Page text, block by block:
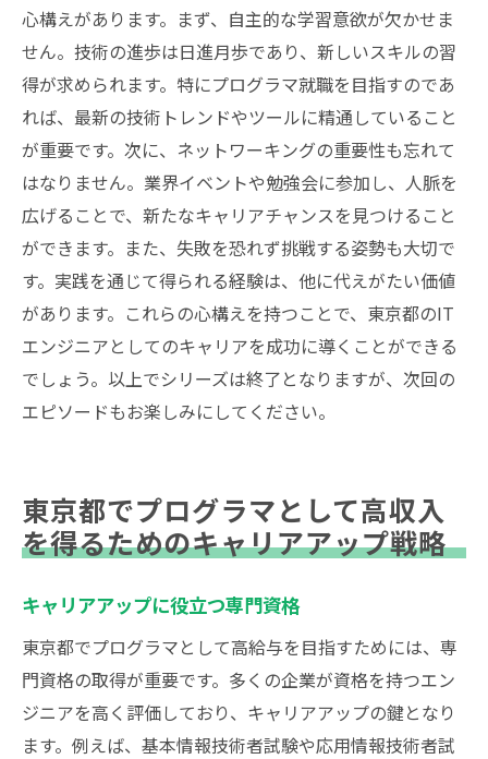
心構えがあります。まず、自主的な学習意欲が欠かせま
せん。技術の進歩は日進月歩であり、新しいスキルの習
得が求められます。特にプログラマ就職を目指すのであ
れば、最新の技術トレンドやツールに精通していること
が重要です。次に、ネットワーキングの重要性も忘れて
はなりません。業界イベントや勉強会に参加し、人脈を
広げることで、新たなキャリアチャンスを見つけること
ができます。また、失敗を恐れず挑戦する姿勢も大切で
す。実践を通じて得られる経験は、他に代えがたい価値
があります。これらの心構えを持つことで、東京都のIT
エンジニアとしてのキャリアを成功に導くことができる
でしょう。以上でシリーズは終了となりますが、次回の
エピソードもお楽しみにしてください。
東京都でプログラマとして高収入
を得るためのキャリアアップ戦略
キャリアアップに役立つ専門資格
東京都でプログラマとして高給与を目指すためには、専
門資格の取得が重要です。多くの企業が資格を持つエン
ジニアを高く評価しており、キャリアアップの鍵となり
ます。例えば、基本情報技術者試験や応用情報技術者試